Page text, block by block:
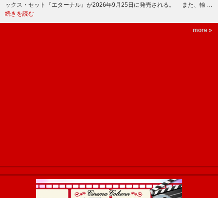
ックス・セット『エターナル』が2026年9月25日に発売される。 また、輸 …
続きを読む
more »